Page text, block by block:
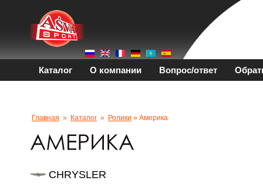
Каталог О компании Вопрос/ответ
Главная » Каталог » Ролики » Америка
CHRYSLER